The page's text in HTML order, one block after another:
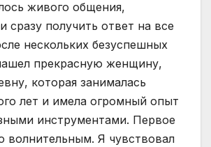
живого общения,
сразу получить ответ на все
нескольких безуспешных
прекрасную женщину,
которая занималась
лет и имела огромный опыт
инструментами. Первое
волнительным. Я чувствовал